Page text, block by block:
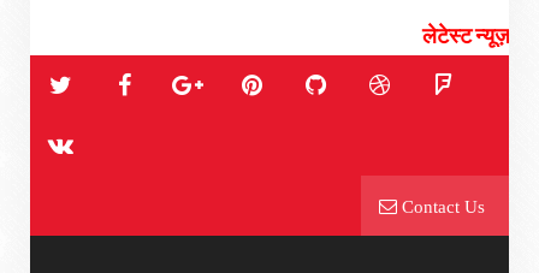
लेटेस्ट न्यूज़ राजनीती,
Contact Us